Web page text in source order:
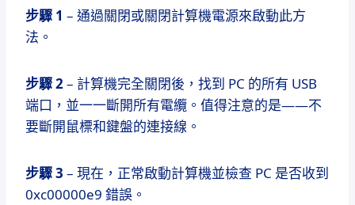
步驟 1 – 通過關閉或關閉計算機電源來啟動此方
法。
步驟 2– 計算機完全關閉後，找到 PC 的所有 USB
端口，並一一斷開所有電纜。 值得注意的是——不
要斷開鼠標和鍵盤的連接線。
步驟 3 – 現在，正常啟動計算機並檢查 PC 是否收到
0xc00000e9 錯誤。